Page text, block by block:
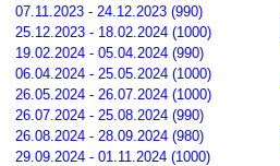
07.11.2023 - 24.12.2023 (990)
25.12.2023 - 18.02.2024 (1000)
19.02.2024 - 05.04.2024 (990)
06.04.2024 - 25.05.2024 (1000)
26.05.2024 - 26.07.2024 (1000)
26.07.2024 - 25.08.2024 (990)
26.08.2024 - 28.09.2024 (980)
29.09.2024 - 01.11.2024 (1000)